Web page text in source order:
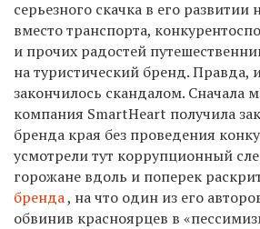
серьезного скачка в его
вместо транспорта,
и прочих радостей
натуристический бренд. Правда,
закончилось скандалом. Сначала
компания SmartHeart получила
бренда края без проведения
усмотрели тут коррупционный
горожане вдоль и поперек
бренда, на что один из его
обвинив красноярцев в